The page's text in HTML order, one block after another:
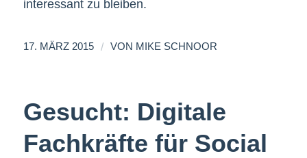
interessant zu bleiben.
17. MÄRZ 2015 / VON MIKE SCHNOOR
Gesucht: Digitale
Fachkräfte für Social